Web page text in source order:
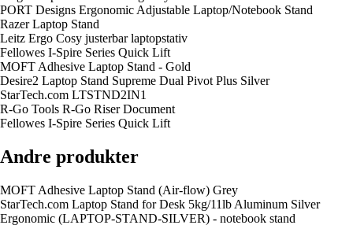
PORT Designs Ergonomic Adjustable Laptop/Notebook Stand
Razer Laptop Stand
Leitz Ergo Cosy justerbar laptopstativ
Fellowes I-Spire Series Quick Lift
MOFT Adhesive Laptop Stand - Gold
Desire2 Laptop Stand Supreme Dual Pivot Plus Silver
StarTech.com LTSTND2IN1
R-Go Tools R-Go Riser Document
Fellowes I-Spire Series Quick Lift
Andre produkter
MOFT Adhesive Laptop Stand (Air-flow) Grey
StarTech.com Laptop Stand for Desk 5kg/11lb Aluminum Silver
Ergonomic (LAPTOP-STAND-SILVER) - notebook stand